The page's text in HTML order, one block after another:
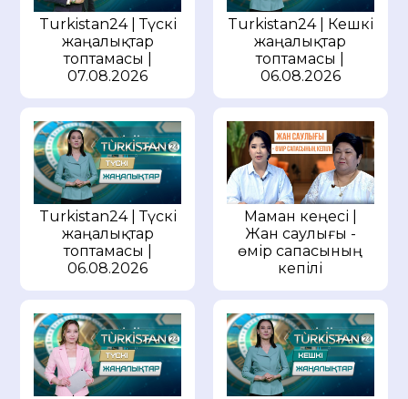
Turkistan24 | Түскі
жаңалықтар
топтамасы |
07.08.2026
Turkistan24 | Кешкі
жаңалықтар
топтамасы |
06.08.2026
Turkistan24 | Түскі
жаңалықтар
топтамасы |
06.08.2026
Маман кеңесі |
Жан саулығы -
өмір сапасының
кепілі